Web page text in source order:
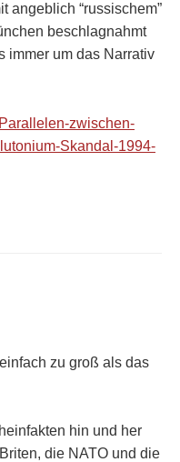
angeblich “russischem”
beschlagnahmt
immer um das Narrativ
zwischen-
Skandal-1994-
zu groß als das
hin und her
die NATO und die